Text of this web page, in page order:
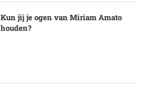
Kun jij je ogen van Miriam Amato
houden?